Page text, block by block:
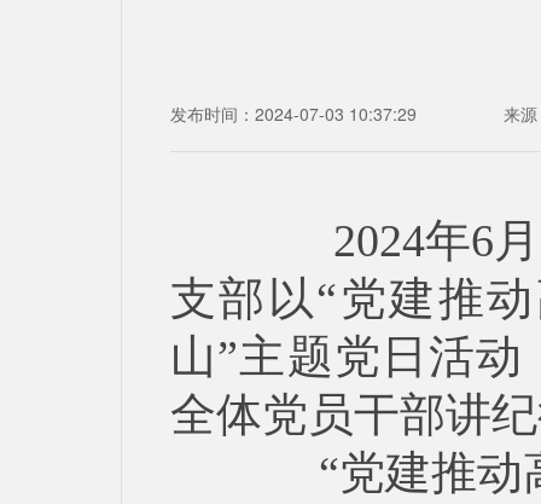
发布时间：2024-07-03 10:37:29 来
2024年6月
支部以“党建推
山”主题党日活
全体党员干部讲
“党建推动高